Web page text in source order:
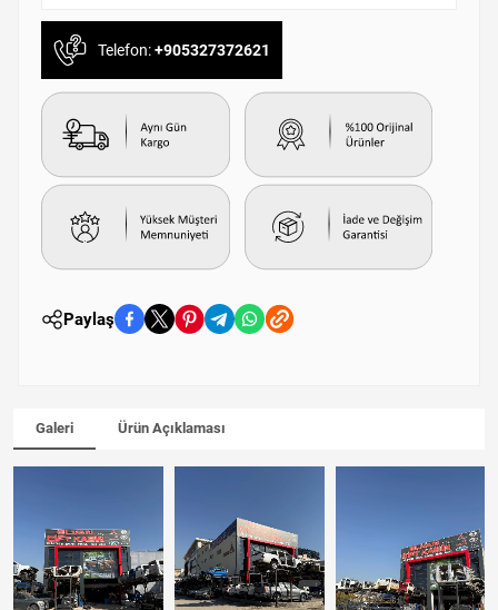
Telefon:+905327372621
Paylaş
Galeri Ürün Açıklaması